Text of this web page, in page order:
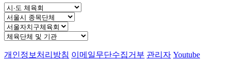
개인정보처리방침 이메일무단수집거부 관리자 Youtube